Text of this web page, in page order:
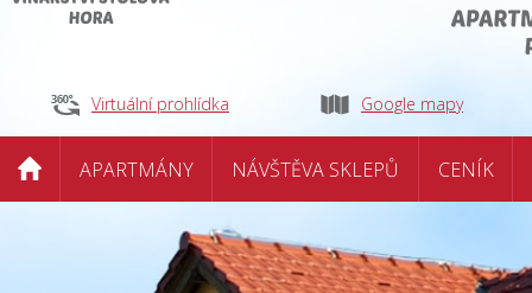
Virtuální prohlídka Google mapy
APARTMÁNY NÁVŠTĚVA SKLEPŮ CENÍK